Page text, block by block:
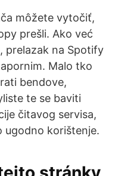
môžete vytočiť,
prešli. Ako već
prelazak na Spotify
Malo tko
bendove,
te se baviti
čitavog servisa,
ugodno korištenje.